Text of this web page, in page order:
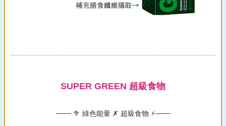
SUPER GREEN 超級食物
─── 🥦 綠色能量 ✗ 超級食物 ⚡️───